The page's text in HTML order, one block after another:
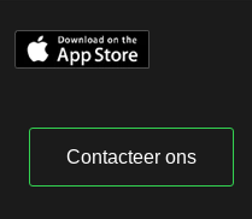
Contacteer ons